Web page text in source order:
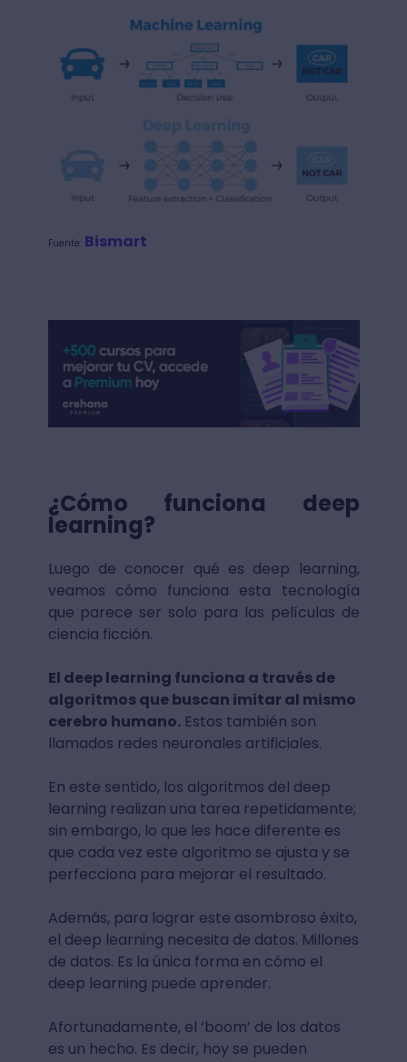
Fuente: Bismart
¿Cómo funciona deep
learning?
Luego de conocer qué es deep learning,
veamos cómo funciona esta tecnología
que parece ser solo para las películas de
ciencia ficción.
El deep learning funciona a través de
algoritmos que buscan imitar al mismo
cerebro humano.Estos también son
llamados redes neuronales artificiales.
En este sentido, los algoritmos del deep
learning realizan una tarea repetidamente;
sin embargo, lo que les hace diferente es
que cada vez este algoritmo se ajusta y se
perfecciona para mejorar el resultado.
Además, para lograr este asombroso éxito,
el deep learning necesita de datos. Millones
de datos. Es la única forma en cómo el
deep learning puede aprender.
Afortunadamente, el ‘boom’ de los datos
es un hecho. Es decir, hoy se pueden